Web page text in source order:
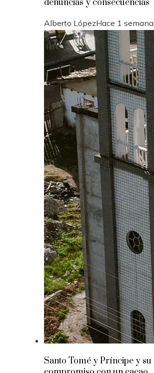
denuncias y consecuencias
Alberto LópezHace 1 semana
Santo Tomé y Príncipe y su